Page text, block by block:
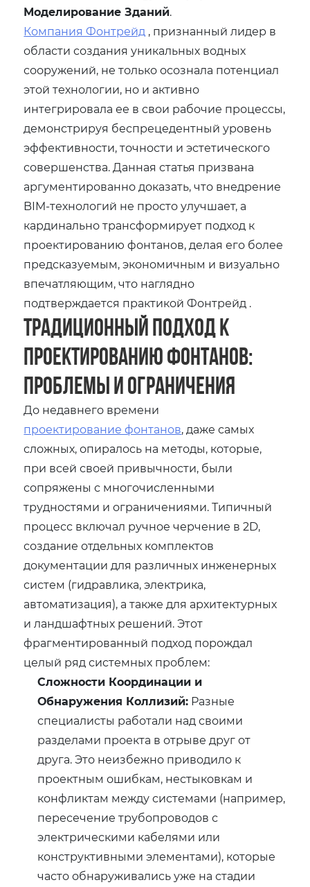
Моделирование Зданий.
Компания Фонтрейд , признанный лидер в
области создания уникальных водных
сооружений, не только осознала потенциал
этой технологии, но и активно
интегрировала ее в свои рабочие процессы,
демонстрируя беспрецедентный уровень
эффективности, точности и эстетического
совершенства. Данная статья призвана
аргументированно доказать, что внедрение
BIM-технологий не просто улучшает, а
кардинально трансформирует подход к
проектированию фонтанов, делая его более
предсказуемым, экономичным и визуально
впечатляющим, что наглядно
подтверждается практикой Фонтрейд .
Традиционный Подход к
Проектированию Фонтанов:
Проблемы и Ограничения
До недавнего времени
проектирование фонтанов, даже самых
сложных, опиралось на методы, которые,
при всей своей привычности, были
сопряжены с многочисленными
трудностями и ограничениями. Типичный
процесс включал ручное черчение в 2D,
создание отдельных комплектов
документации для различных инженерных
систем (гидравлика, электрика,
автоматизация), а также для архитектурных
и ландшафтных решений. Этот
фрагментированный подход порождал
целый ряд системных проблем:
Сложности Координации и
Обнаружения Коллизий: Разные
специалисты работали над своими
разделами проекта в отрыве друг от
друга. Это неизбежно приводило к
проектным ошибкам, нестыковкам и
конфликтам между системами (например,
пересечение трубопроводов с
электрическими кабелями или
конструктивными элементами), которые
часто обнаруживались уже на стадии